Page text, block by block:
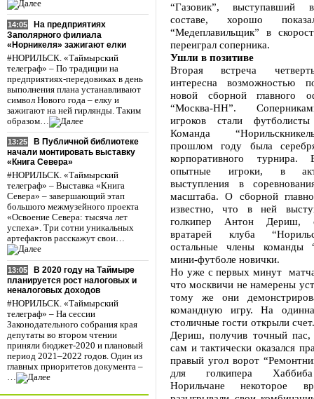
14:05
На предприятиях
Заполярного филиала
«Норникеля» зажигают елки
#НОРИЛЬСК. «Таймырский
телеграф» – По традиции на
предприятиях-передовиках в день
выполнения плана устанавливают
символ Нового года – елку и
зажигают на ней гирлянды. Таким
образом…
13:25
В Публичной библиотеке
начали монтировать выставку
«Книга Севера»
#НОРИЛЬСК. «Таймырский
телеграф» – Выставка «Книга
Севера» – завершающий этап
большого межмузейного проекта
«Освоение Севера: тысяча лет
успеха». Три сотни уникальных
артефактов расскажут свои…
13:05
В 2020 году на Таймыре
планируется рост налоговых и
неналоговых доходов
#НОРИЛЬСК. «Таймырский
телеграф» – На сессии
Законодательного собрания края
депутаты во втором чтении
приняли бюджет-2020 и плановый
период 2021–2022 годов. Один из
главных приоритетов документа –
…
“Газовик”, выступавший
составе, хорошо
“Медеплавильщик” в
переиграл соперника.
Ушли в позитиве
Вторая встреча
интересна возможностью
новой сборной главного
“Москва-НН”.
игроков стали футболисты
Команда
прошлом году была
корпоративного
опытные игроки, в
выступления в
масштаба. О сборной
известно, что в ней
голкипер Антон Дериш,
вратарей клуба
остальные члены команды
мини-футболе новички.
Но уже с первых минут
что москвичи не намерены
тому же они
командную игру. На
столичные гости открыли
Дериш, получив точный
сам и тактически оказался
правый угол ворот
для голкипера
Норильчане некоторое